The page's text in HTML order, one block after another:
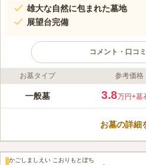
雄大な自然に包まれた墓地
展望台完備
コメント・口コ
ライフドット編集部のコメント
見晴らしが良く、雄大な自然
の道はコンクリートで天候に
口コミ評価
お墓タイプ 参考価格
一般墓 3.8万円+墓
お墓の詳細
かごしましえい こおりもとぼち